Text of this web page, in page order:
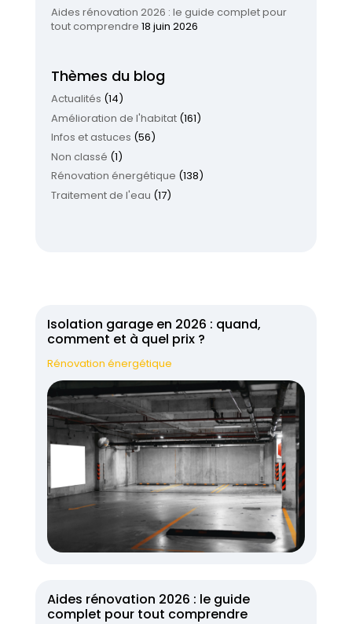
Aides rénovation 2026 : le guide complet pour
tout comprendre 18 juin 2026
Thèmes du blog
Actualités (14)
Amélioration de l'habitat(161)
Infos et astuces (56)
Non classé (1)
Rénovation énergétique (138)
Traitement de l'eau (17)
Isolation garage en 2026 : quand,
comment et à quel prix ?
Rénovation énergétique
Aides rénovation 2026 : le guide
complet pour tout comprendre